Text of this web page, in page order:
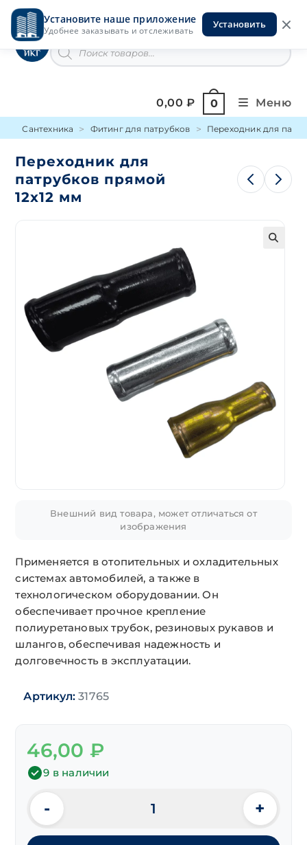
Установите наше приложение
Удобнее заказывать и отслеживать
Установить
Перейти
содержимомуИнструменты на Горской
товаров
0,00₽ 0 Меню
Сантехника Фитинг для патрубков Переходник для
Переходник для
патрубков прямой
12х12 мм
Внешний вид товара, может отличаться от
изображения
Применяется в отопительных и охладительных
системах автомобилей, а также в
технологическом оборудовании. Он
обеспечивает прочное крепление
полиуретановых трубок, резиновых рукавов и
шлангов, обеспечивая надежность и
долговечность в эксплуатации.
Артикул: 31765
46,00 ₽
9 в наличии
Количество
товара
- +